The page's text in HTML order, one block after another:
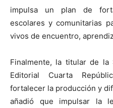
impulsa un plan de
escolares y comunitarias
vivos de encuentro,
Finalmente, la titular de la
Editorial Cuarta
fortalecer la producción y
añadió que impulsar la